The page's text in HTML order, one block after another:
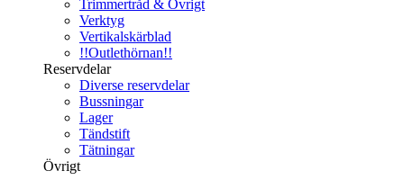
Trimmertråd & Övrigt
Verktyg
Vertikalskärblad
!!Outlethörnan!!
Reservdelar
Diverse reservdelar
Bussningar
Lager
Tändstift
Tätningar
Övrigt